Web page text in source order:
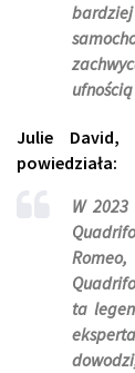
Julie David,
powiedziała:
W
ta